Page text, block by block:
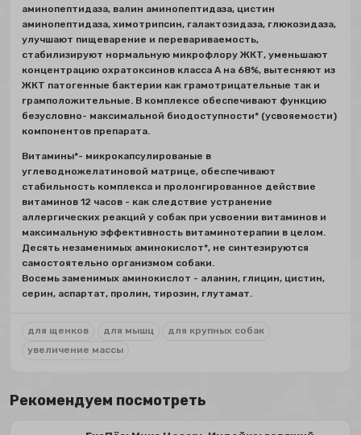
аминопептидаза, валин аминопептидаза, цистин
аминопептидаза, химотрипсин, галактозидаза, глюкозидаза,
улучшают пищеварение и перевариваемость,
стабилизируют нормальную микрофлору ЖКТ, уменьшают
концентрацию охратоксинов класса А на 68%, вытесняют из
ЖКТ патогенные бактерии как грамотрицательные так и
грамположительные. В комплексе обеспечивают функцию
безусловно- максимальной биодоступности* (усвояемости)
компонентов препарата.
Витамины*- микрокапсулированые в
углеводножелатиновой матрице, обеспечивают
стабильность комплекса и пролонгированное действие
витаминов 12 часов - как следствие устранение
аллергических реакций у собак при усвоении витаминов и
максимальную эффективность витаминотерапии в целом.
Десять незаменимых аминокислот*, не синтезируются
самостоятельно организмом собаки.
Восемь заменимых аминокислот - аланин, глицин, цистин,
серин, аспартат, пролин, тирозин, глутамат.
для щенков для мышц
для крупных собак
увеличение массы
Рекомендуем посмотреть